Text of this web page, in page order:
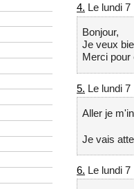
4. Le lundi
Bonjour,
Je veux
Merci pour
5. Le lundi
Aller je
Je vais
6. Le lundi